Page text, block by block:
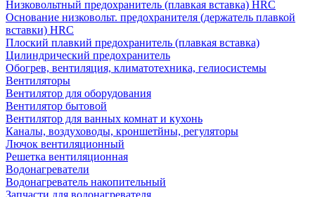
Низковольтный предохранитель (плавкая вставка) HRC
Основание низковольт. предохранителя (держатель плавкой
вставки) HRC
Плоский плавкий предохранитель (плавкая вставка)
Цилиндрический предохранитель
Обогрев, вентиляция, климатотехника, гелиосистемы
Вентиляторы
Вентилятор для оборудования
Вентилятор бытовой
Вентилятор для ванных комнат и кухонь
Каналы, воздуховоды, кроншетйны, регуляторы
Лючок вентиляционный
Решетка вентиляционная
Водонагреватели
Водонагреватель накопительный
Запчасти для водонагревателя